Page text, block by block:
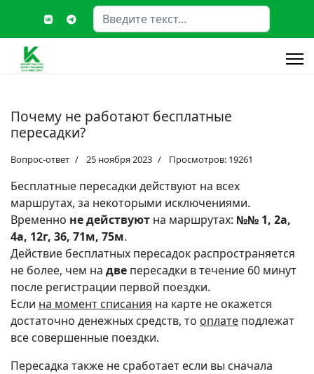
Поиск
Type 2 or more characters
Почему не работают бесплатные
пересадки?
Вопрос-ответ 25 ноября 2023 Просмотров: 19261
Бесплатные пересадки действуют на всех
маршрутах, за некоторыми исключениями.
Временно не действуют на маршрутах: №№ 1, 2а,
4а, 12г, 36, 71м, 75м.
Действие бесплатных пересадок распространяется
не более, чем на две пересадки в течение 60 минут
после регистрации первой поездки.
Если на момент списания на карте не окажется
достаточно денежных средств, то оплате подлежат
все совершенные поездки.
Пересадка также не сработает если вы сначала